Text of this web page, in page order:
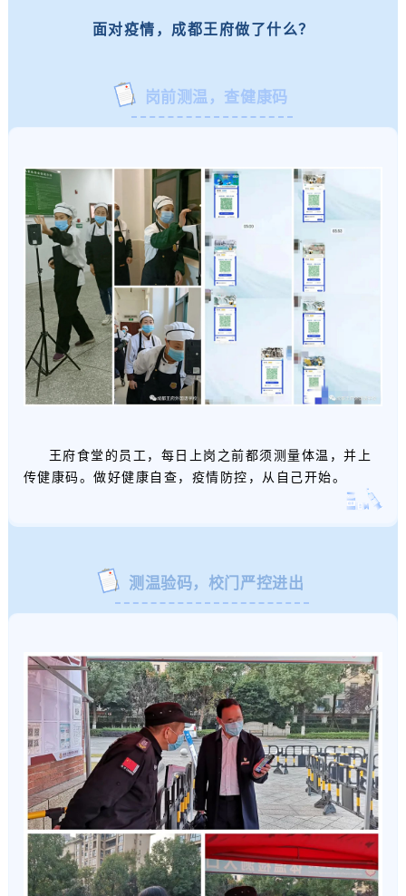
面对疫情，成都王府做了什么？
岗前测温，查健康码
王府食堂的员工，每日上岗之前都须测量体温，并上
传健康码。做好健康自查，疫情防控，从自己开始。
测温验码，校门严控进出